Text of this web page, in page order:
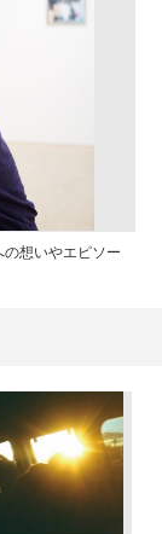
想いやエピソー